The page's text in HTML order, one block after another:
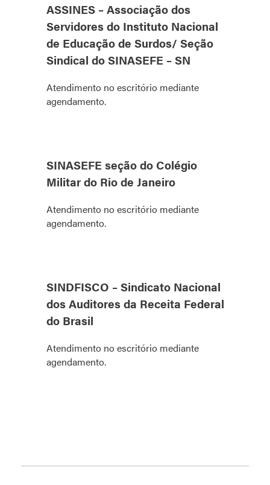
ASSINES – Associação dos
Servidores do Instituto Nacional
de Educação de Surdos/ Seção
Sindical do SINASEFE – SN
Atendimento no escritório mediante
agendamento.
SINASEFE seção do Colégio
Militar do Rio de Janeiro
Atendimento no escritório mediante
agendamento.
SINDFISCO – Sindicato Nacional
dos Auditores da Receita Federal
do Brasil
Atendimento no escritório mediante
agendamento.